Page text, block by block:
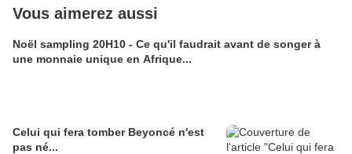
Vous aimerez aussi
Noël sampling 20H10 - Ce qu'il faudrait avant de songer à
une monnaie unique en Afrique...
Celui qui fera tomber Beyoncé n'est
pas né...